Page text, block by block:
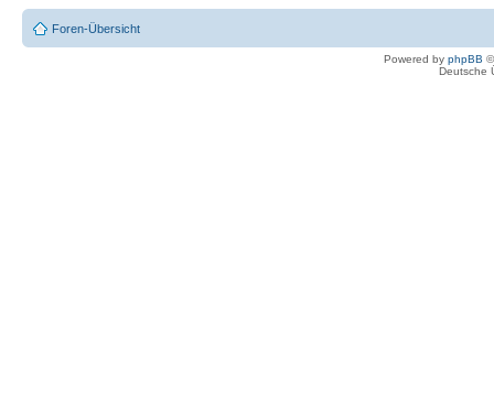
Foren-Übersicht
Powered by phpBB
Deutsche